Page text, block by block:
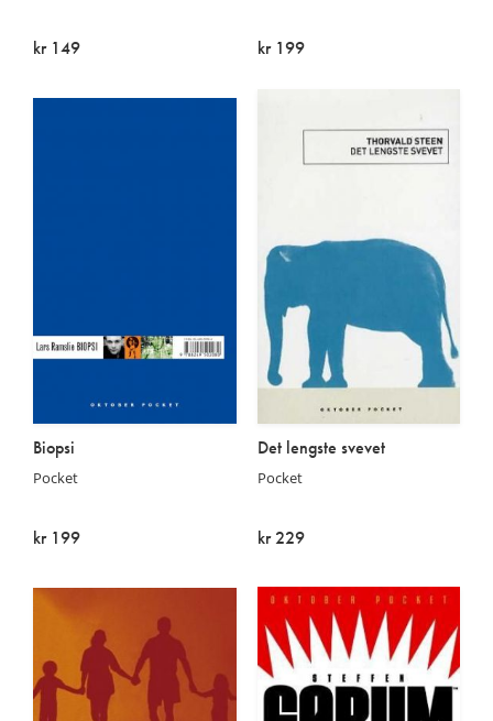
kr 149 kr 199
Biopsi
Pocket
kr 199
Det lengste svevet
Pocket
kr 229